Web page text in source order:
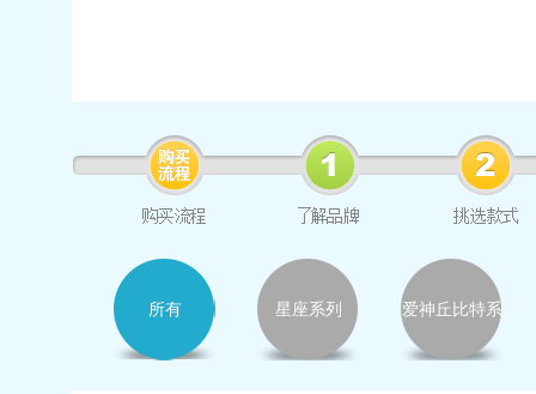
所有 星座系列 爱神丘比特系